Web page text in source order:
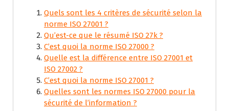
Quels sont les 4 critères de sécurité selon la
norme ISO 27001 ?
Qu’est-ce que le résumé ISO 27k ?
C’est quoi la norme ISO 27000 ?
Quelle est la différence entre ISO 27001 et
ISO 27002 ?
C’est quoi la norme ISO 27001 ?
Quelles sont les normes ISO 27000 pour la
sécurité de l’information ?